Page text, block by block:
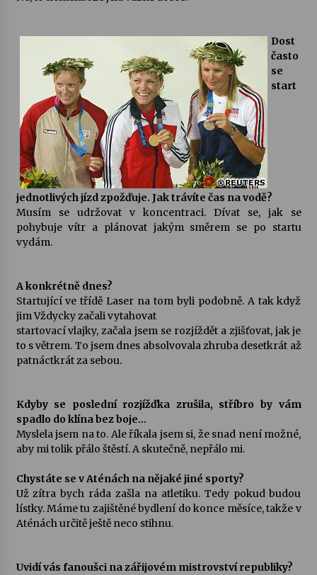
Dost
často
se
start
jednotlivých jízd zpožďuje. Jak trávíte čas na vodě?
Musím se udržovat v koncentraci. Dívat se, jak se
pohybuje vítr a plánovat jakým směrem se po startu
vydám.
A konkrétně dnes?
Startující ve třídě Laser na tom byli podobně. A tak když
jim Vždycky začali vytahovat
startovací vlajky, začala jsem se rozjíždět a zjišťovat, jak je
to s větrem. To jsem dnes absolvovala zhruba desetkrát až
patnáctkrát za sebou.
Kdyby se poslední rozjížďka zrušila, stříbro by vám
spadlo do klína bez boje…
Myslela jsem na to. Ale říkala jsem si, že snad není možné,
aby mi tolik přálo štěstí. A skutečně, nepřálo mi.
Chystáte se v Aténách na nějaké jiné sporty?
Už zítra bych ráda zašla na atletiku. Tedy pokud budou
lístky. Máme tu zajištěné bydlení do konce měsíce, takže v
Aténách určitě ještě neco stihnu.
Uvidí vás fanoušci na zářijovém mistrovství republiky?